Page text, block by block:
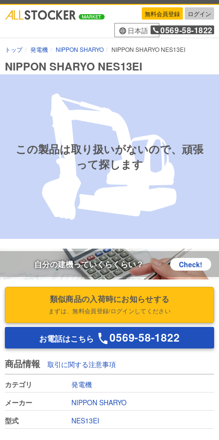
無料会員登録 ログイン
日本語 0569-58-1822
トップ 発電機 NIPPON SHARYO NIPPON SHARYO NES13EI
NIPPON SHARYO NES13EI
この製品は取り扱いがないので、頑張
って探します
自分の建機っていくらくらい？ Check!
類似商品の入荷時にお知らせする
まずは、無料会員登録/ログインしてください
お電話はこちら 0569-58-1822
商品情報 取引に関する注意事項
カテゴリ
発電機
メーカー
NIPPON SHARYO
型式
NES13EI